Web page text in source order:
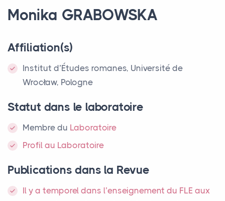
Monika GRABOWSKA
Affiliation(s)
Institut d’Études romanes, Université de
Wrocław, Pologne
Statut dans le laboratoire
Membre du Laboratoire
Profil au Laboratoire
Publications dans la Revue
Il y a temporel dans l’enseignement du FLE aux